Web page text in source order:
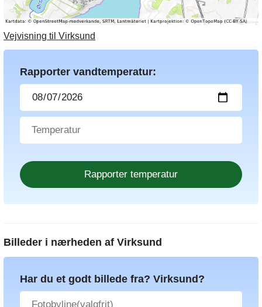
Vejvisning til Virksund
Rapporter vandtemperatur:
Billeder i nærheden af Virksund
Har du et godt billede fra? Virksund?